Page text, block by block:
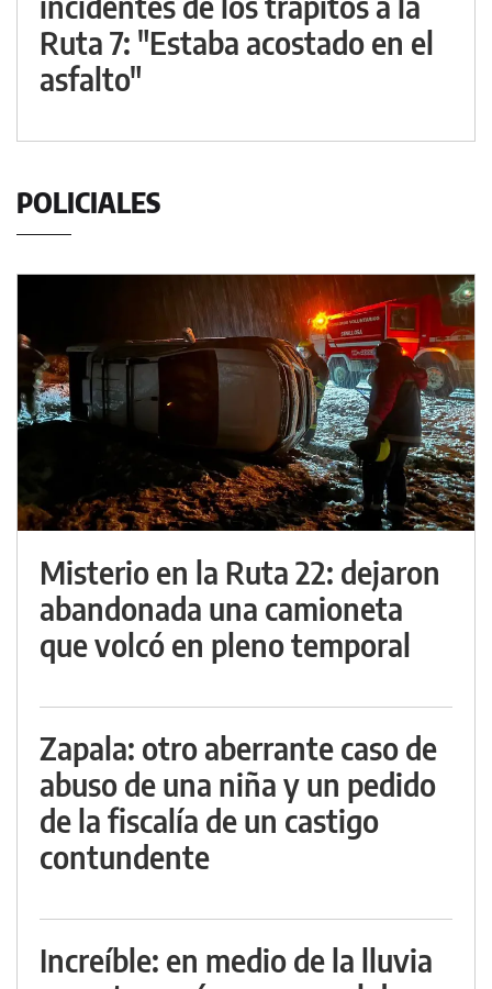
Ruta 7: "Estaba acostado en el
asfalto"
POLICIALES
Misterio en la Ruta 22: dejaron
abandonada una camioneta
que volcó en pleno temporal
Zapala: otro aberrante caso de
abuso de una niña y un pedido
de la fiscalía de un castigo
contundente
Increíble: en medio de la lluvia